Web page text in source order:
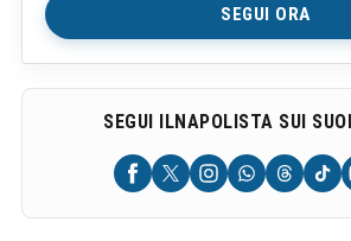
SEGUI ORA
SEGUI ILNAPOLISTA SUI